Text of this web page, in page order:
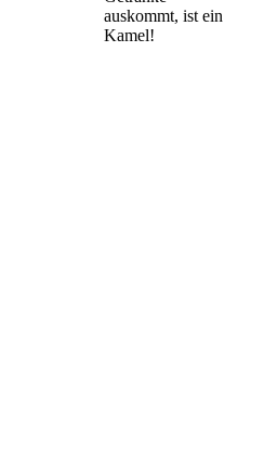
auskommt, ist ein
Kamel!